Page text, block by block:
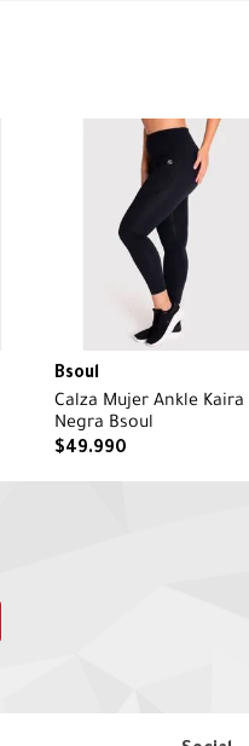
Bsoul
Calza Mujer Ankle Kaira
Negra Bsoul
$49.990